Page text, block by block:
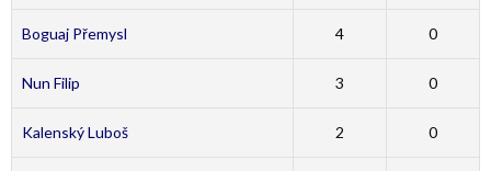
Boguaj Přemysl 4 0
Nun Filip 3 0
Kalenský Luboš 2 0